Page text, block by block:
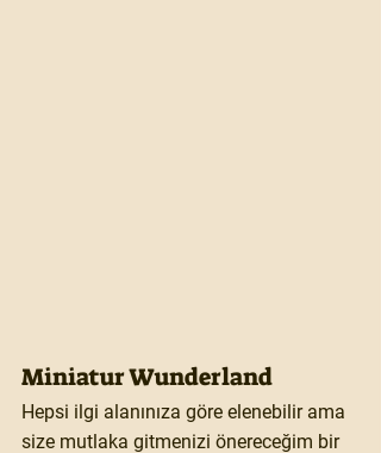
Miniatur Wunderland
Hepsi ilgi alanınıza göre elenebilir ama
size mutlaka gitmenizi önereceğim bir